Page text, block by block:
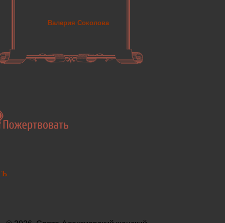
Валерия Соколова